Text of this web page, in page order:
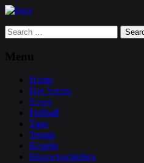
Search
for:
Menu
Home
Der Verein
News
Fußball
Tanz
Tennis
Kegeln
Eisstockschießen